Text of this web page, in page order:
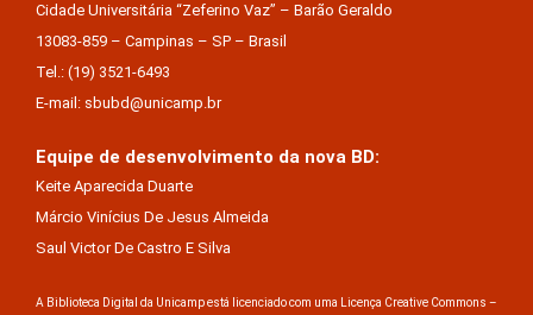
Cidade Universitária “Zeferino Vaz” – Barão Geraldo
13083-859 – Campinas – SP – Brasil
Tel.: (19) 3521-6493
E-mail: sbubd@unicamp.br
Equipe de desenvolvimento da nova BD:
Keite Aparecida Duarte
Márcio Vinícius De Jesus Almeida
Saul Victor De Castro E Silva
A Biblioteca Digital da Unicamp está licenciado com uma Licença Creative Commons –